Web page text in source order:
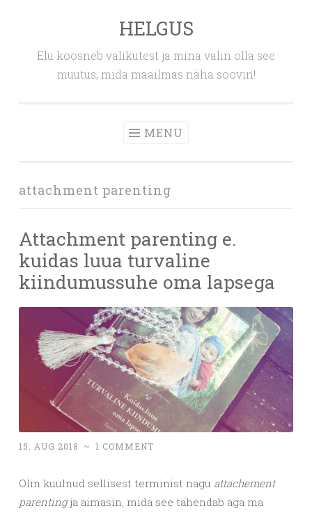
HELGUS
Elu koosneb valikutest ja mina valin olla see
muutus, mida maailmas näha soovin!
MENU
attachment parenting
Attachment parenting e.
kuidas luua turvaline
kiindumussuhe oma lapsega
15. AUG 2018 ~ 1 COMMENT
Olin kuulnud sellisest terminist nagu attachement
parentingja aimasin, mida see tähendab aga ma